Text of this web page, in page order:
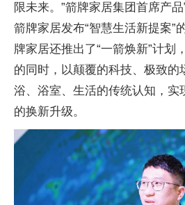
限未来。”箭牌家居集团首席产
箭牌家居发布“智慧生活新提案”
牌家居还推出了“一箭焕新”计划
的同时，以颠覆的科技、极致的
浴、浴室、生活的传统认知，实
的换新升级。